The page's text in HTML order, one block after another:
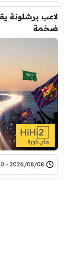
لاعب برشلونة
ضخمة
2026/08/08 - 20:00